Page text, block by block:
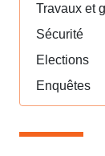
Travaux et
Sécurité
Elections
Enquêtes